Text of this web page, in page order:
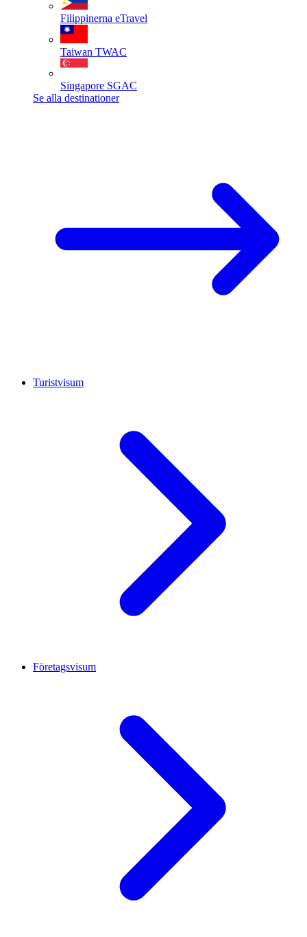
Filippinerna eTravel
Taiwan TWAC
Singapore SGAC
Se alla destinationer
Turistvisum
Företagsvisum